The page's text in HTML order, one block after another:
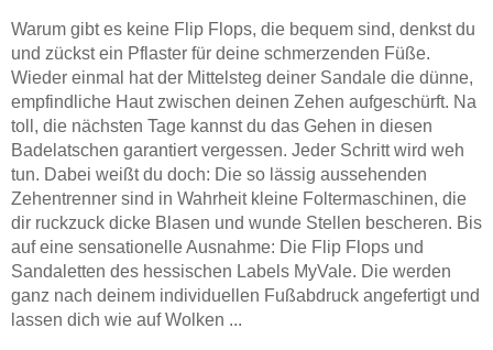
Warum gibt es keine Flip Flops, die bequem sind, denkst du
und zückst ein Pflaster für deine schmerzenden Füße.
Wieder einmal hat der Mittelsteg deiner Sandale die dünne,
empfindliche Haut zwischen deinen Zehen aufgeschürft. Na
toll, die nächsten Tage kannst du das Gehen in diesen
Badelatschen garantiert vergessen. Jeder Schritt wird weh
tun. Dabei weißt du doch: Die so lässig aussehenden
Zehentrenner sind in Wahrheit kleine Foltermaschinen, die
dir ruckzuck dicke Blasen und wunde Stellen bescheren. Bis
auf eine sensationelle Ausnahme: Die Flip Flops und
Sandaletten des hessischen Labels MyVale. Die werden
ganz nach deinem individuellen Fußabdruck angefertigt und
lassen dich wie auf Wolken ...